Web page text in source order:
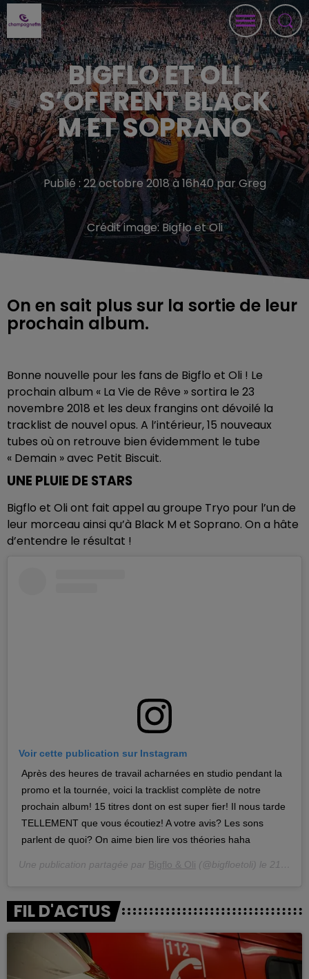
BIGFLO ET OLI
S’OFFRENT BLACK
M ET SOPRANO
Publié : 22 octobre 2018 à 16h40 par Greg
Crédit image: Bigflo et Oli
On en sait plus sur la sortie de leur
prochain album.
Bonne nouvelle pour les fans de Bigflo et Oli ! Le
prochain album « La Vie de Rêve » sortira le 23
novembre 2018 et les deux frangins ont dévoilé la
tracklist de nouvel opus. A l’intérieur, 15 nouveaux
tubes où on retrouve bien évidemment le tube
« Demain » avec Petit Biscuit.
UNE PLUIE DE STARS
Bigflo et Oli ont fait appel au groupe Tryo pour l’un de
leur morceau ainsi qu’à Black M et Soprano. On a hâte
d’entendre le résultat !
Voir cette publication sur Instagram
Après des heures de travail acharnées en studio pendant la
promo et la tournée, voici la tracklist complète de notre
prochain album! 15 titres dont on est super fier! Il nous tarde
TELLEMENT que vous écoutiez! A votre avis? Les sons
parlent de quoi? On aime bien lire vos théories haha
Une publication partagée par Bigflo & Oli (@bigfloetoli) le 21 Oct. 2018 à 9 :17 PDT
FIL D'ACTUS